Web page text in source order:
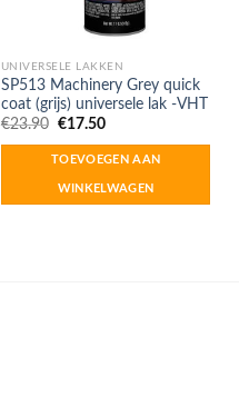
UNIVERSELE LAKKEN
SP513 Machinery Grey quick
coat (grijs) universele lak -VHT
€23.90 Oorspronkelijke
was:
€23.90.
€17.50Huidige
is:
€17.50.
TOEVOEGEN AAN
WINKELWAGEN